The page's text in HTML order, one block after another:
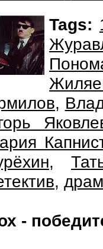
Tags:
,
,
,
-